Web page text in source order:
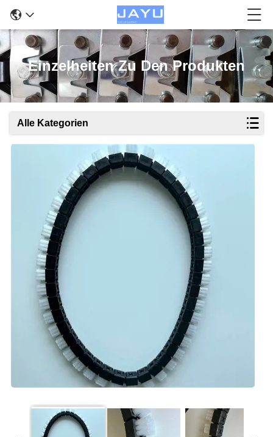
Einzelheiten Zu Den Produkten
Alle Kategorien